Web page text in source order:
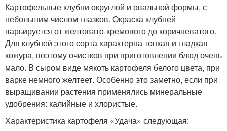
Картофельные клубни округлой и овальной формы, с
небольшим числом глазков. Окраска клубней
варьируется от желтовато-кремового до коричневатого.
Для клубней этого сорта характерна тонкая и гладкая
кожура, поэтому очистков при приготовлении блюд очень
мало. В сыром виде мякоть картофеля белого цвета, при
варке немного желтеет. Особенно это заметно, если при
выращивании растения применялись минеральные
удобрения: калийные и хлористые.
Характеристика картофеля «Удача» следующая: